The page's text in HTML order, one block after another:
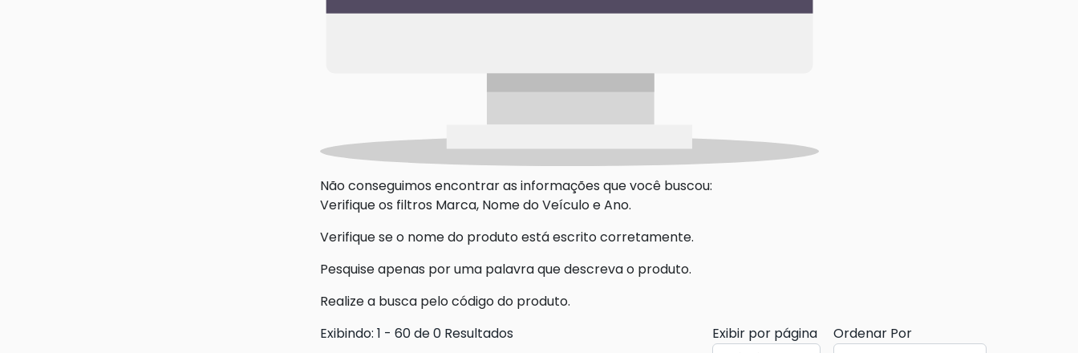
Não conseguimos encontrar as informações que você buscou:
Verifique os filtros Marca, Nome do Veículo e Ano.
Verifique se o nome do produto está escrito corretamente.
Pesquise apenas por uma palavra que descreva o produto.
Realize a busca pelo código do produto.
Exibindo: 1 - 60 de 0 Resultados
Exibir por página Ordenar Por